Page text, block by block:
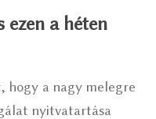
a héten
hogy a nagy melegre
nyitvatartása